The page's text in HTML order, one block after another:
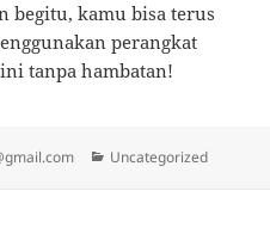
begitu, kamu bisa terus
perangkat
tanpa hambatan!
Categories
Uncategorized